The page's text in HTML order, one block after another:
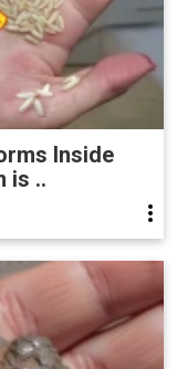
Inside
is ..